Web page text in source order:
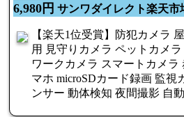
6,980円 サンワダイレクト楽天市
【楽天1位受賞】防犯カメラ
用 見守りカメラ ペットカメ
ワークカメラ スマートカメラ
マホ microSDカード録画 監視
ンサー 動体検知 夜間撮影 自